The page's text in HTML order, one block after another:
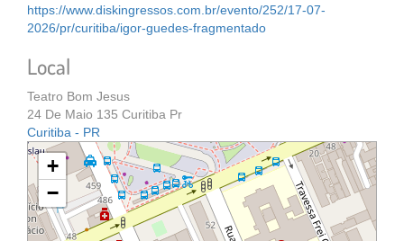
https://www.diskingressos.com.br/evento/252/17-07-
2026/pr/curitiba/igor-guedes-fragmentado
Local
Teatro Bom Jesus
24 De Maio 135 Curitiba Pr
Curitiba - PR
+
−